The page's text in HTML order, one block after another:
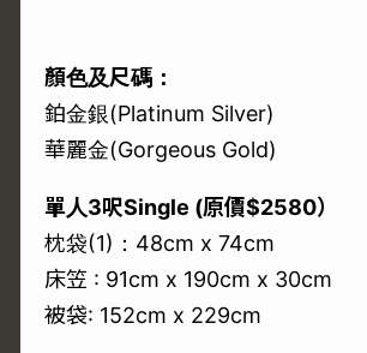
顏色及尺碼：
鉑金銀(Platinum Silver)
華麗金(Gorgeous Gold)
單人3呎Single (原價$2580）
枕袋(1)：48cm x 74cm
床笠 : 91cm x 190cm x 30cm
被袋: 152cm x 229cm